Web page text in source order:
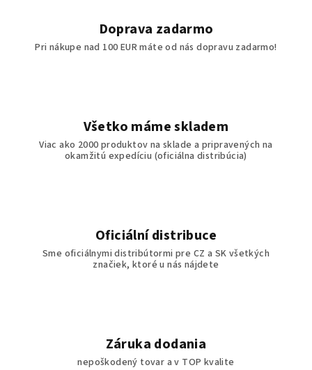
Doprava zadarmo
Pri nákupe nad 100 EUR máte od nás dopravu zadarmo!
Všetko máme skladem
Viac ako 2000 produktov na sklade a pripravených na
okamžitú expedíciu (oficiálna distribúcia)
Oficiální distribuce
Sme oficiálnymi distribútormi pre CZ a SK všetkých
značiek, ktoré u nás nájdete
Záruka dodania
nepoškodený tovar a v TOP kvalite